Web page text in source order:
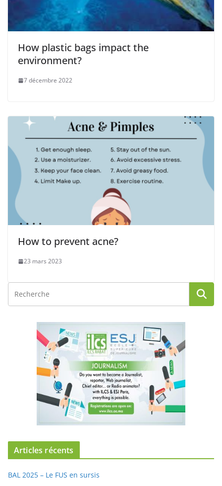
How plastic bags impact the
environment?
7 décembre 2022
How to prevent acne?
23 mars 2023
Articles récents
BAL 2025 – Le FUS en sursis